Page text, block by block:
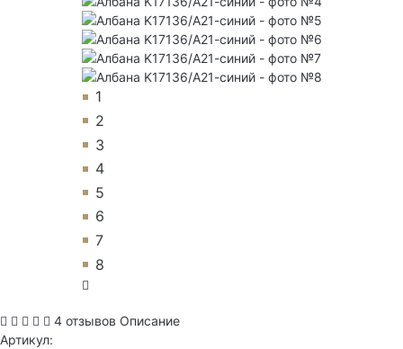
1
2
3
4
5
6
7
8
4 отзывов Описание
Артикул: